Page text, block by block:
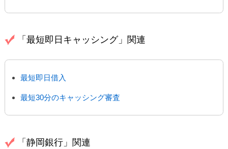
「最短即日キャッシング」関連
最短即日借入
最短30分のキャッシング審査
「静岡銀行」関連